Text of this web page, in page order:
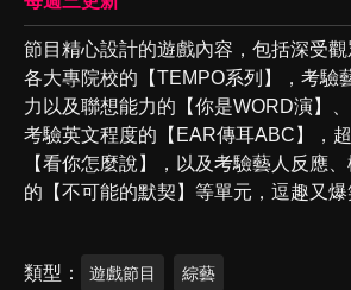
節目精心設計的遊戲內容，包括深受
各大專院校的【TEMPO系列】，考驗
力以及聯想能力的【你是WORD演】
考驗英文程度的【EAR傳耳ABC】，
【看你怎麼說】，以及考驗藝人反應
的【不可能的默契】等單元，逗趣又爆
類型 遊戲節目 綜藝